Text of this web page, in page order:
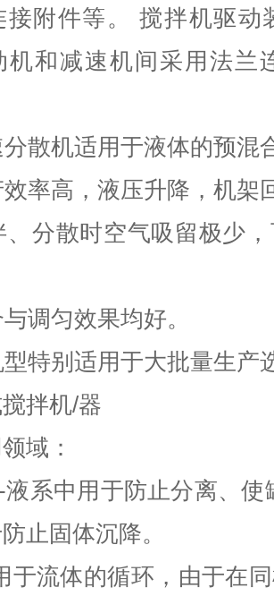
接附件等。 搅拌机驱动
机和减速机间采用法兰
散机适用于液体的预混
率高，液压升降，机架
、分散时空气吸留极少
调匀效果均好。
特别适用于大批量生产
拌机/器
域：
液系中用于防止分离、
止固体沉降。
于流体的循环，由于在